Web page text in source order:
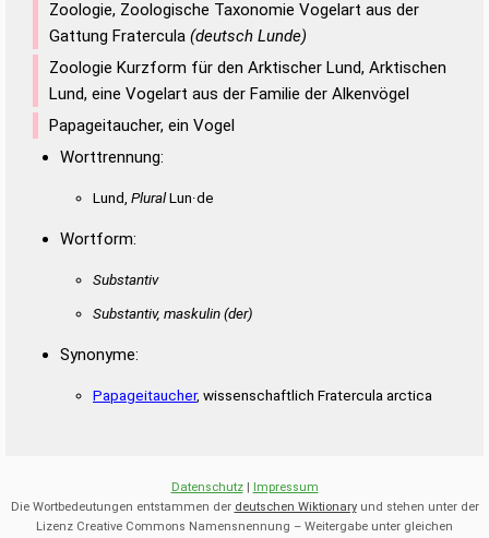
Zoologie, Zoologische Taxonomie Vogelart aus der
Gattung Fratercula (deutsch Lunde)
Zoologie Kurzform für den Arktischer Lund, Arktischen
Lund, eine Vogelart aus der Familie der Alkenvögel
Papageitaucher, ein Vogel
Worttrennung:
Lund, PluralLun·de
Wortform:
Substantiv
Substantiv, maskulin(der)
Synonyme:
Papageitaucher, wissenschaftlich Fratercula arctica
Datenschutz| Impressum
Die Wortbedeutungen entstammen der deutschen Wiktionaryund stehen unter der
Lizenz Creative Commons Namensnennung – Weitergabe unter gleichen